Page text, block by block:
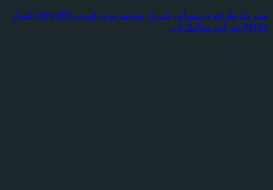
شیر یک طرفه ی سوپاپی فنردار ضدضربه ی قوچی DIN 300 فشار
PN16 شرکت مکانیک آب